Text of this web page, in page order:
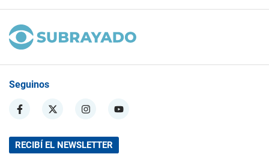
Seguinos
RECIBÍ EL NEWSLETTER